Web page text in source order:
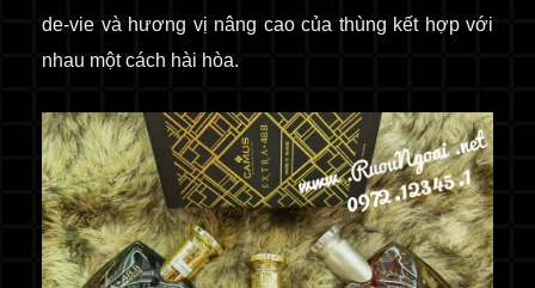
de-vie và hương vị nâng cao của thùng kết hợp với
nhau một cách hài hòa.